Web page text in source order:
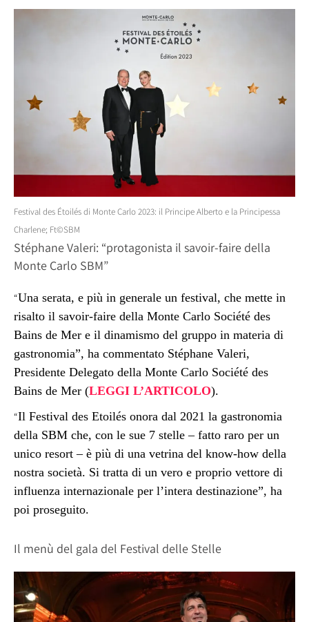
Festival des Étoilés di Monte Carlo 2023: il Principe Alberto e la Principessa
Charlene; Ft©SBM
Stéphane Valeri: “protagonista il savoir-faire della
Monte Carlo SBM”
“Una serata, e più in generale un festival, che mette in
risalto il savoir-faire della Monte Carlo Société des
Bains de Mer e il dinamismo del gruppo in materia di
gastronomia”, ha commentato Stéphane Valeri,
Presidente Delegato della Monte Carlo Société des
Bains de Mer (LEGGI L’ARTICOLO).
“Il Festival des Etoilés onora dal 2021 la gastronomia
della SBM che, con le sue 7 stelle – fatto raro per un
unico resort – è più di una vetrina del know-how della
nostra società. Si tratta di un vero e proprio vettore di
influenza internazionale per l’intera destinazione”, ha
poi proseguito.
Il menù del gala del Festival delle Stelle